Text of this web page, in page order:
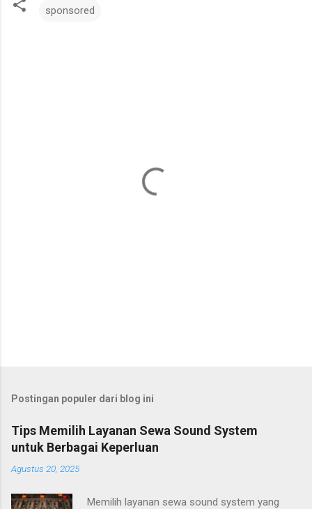
sponsored
Postingan populer dari blog ini
Tips Memilih Layanan Sewa Sound System
untuk Berbagai Keperluan
Agustus 20, 2025
Memilih layanan sewa sound system yang